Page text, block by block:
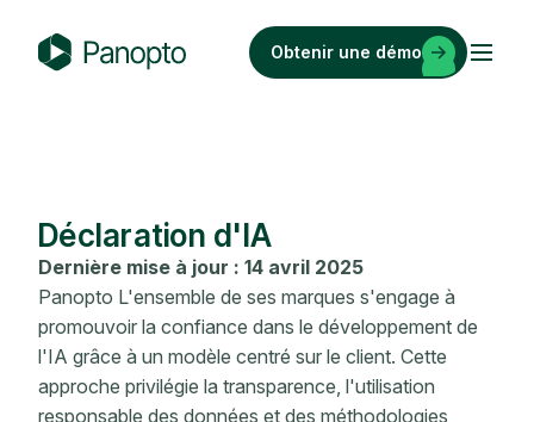
o
Obtenir une démo
Déclaration d'IA
Dernière mise à jour : 14 avril 2025
Panopto L'ensemble de ses marques s'engage à
promouvoir la confiance dans le développement de
l'IA grâce à un modèle centré sur le client. Cette
approche privilégie la transparence, l'utilisation
responsable des données et des méthodologies